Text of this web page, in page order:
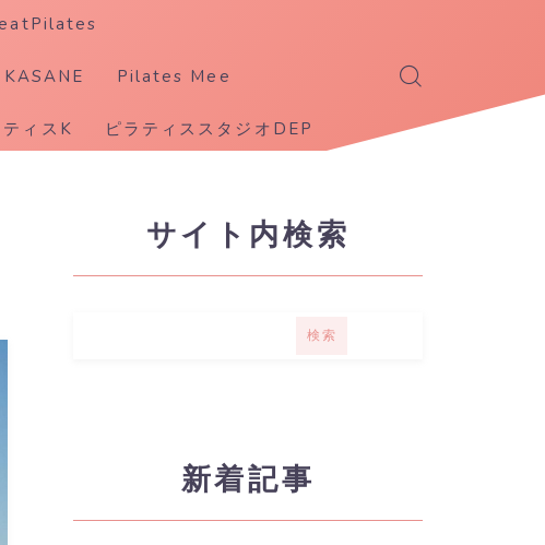
Pilates Mee
ティスK ピラティススタジオDEP
サイト内検索
検索
新着記事